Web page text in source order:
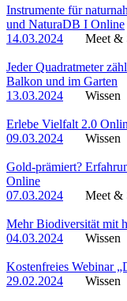
Instrumente für
und NaturaDB I Online
14.03.2024
Meet &
Jeder Quadratmeter
Balkon und im Garten
13.03.2024
Wissen
Erlebe Vielfalt 2.0
09.03.2024
Wissen
Gold-prämiert?
Online
07.03.2024
Meet &
Mehr Biodiversität mit
04.03.2024
Wissen
Kostenfreies Webinar
29.02.2024
Wissen